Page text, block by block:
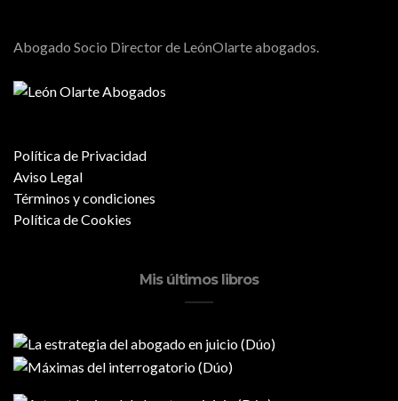
Abogado Socio Director de LeónOlarte abogados.
Política de Privacidad
Aviso Legal
Términos y condiciones
Política de Cookies
Mis últimos libros